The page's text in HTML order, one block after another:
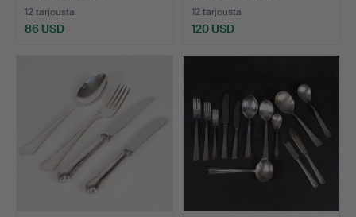
12 tarjousta
86 USD
12 tarjousta
120 USD